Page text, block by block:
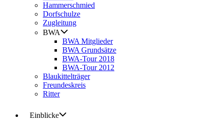
Hammerschmied
Dorfschulze
Zugleitung
BWA
BWA Mitglieder
BWA Grundsätze
BWA-Tour 2018
BWA-Tour 2012
Blaukittelträger
Freundeskreis
Ritter
Einblicke